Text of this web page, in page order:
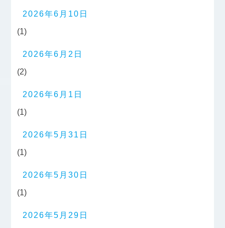
2026年6月10日
(1)
2026年6月2日
(2)
2026年6月1日
(1)
2026年5月31日
(1)
2026年5月30日
(1)
2026年5月29日